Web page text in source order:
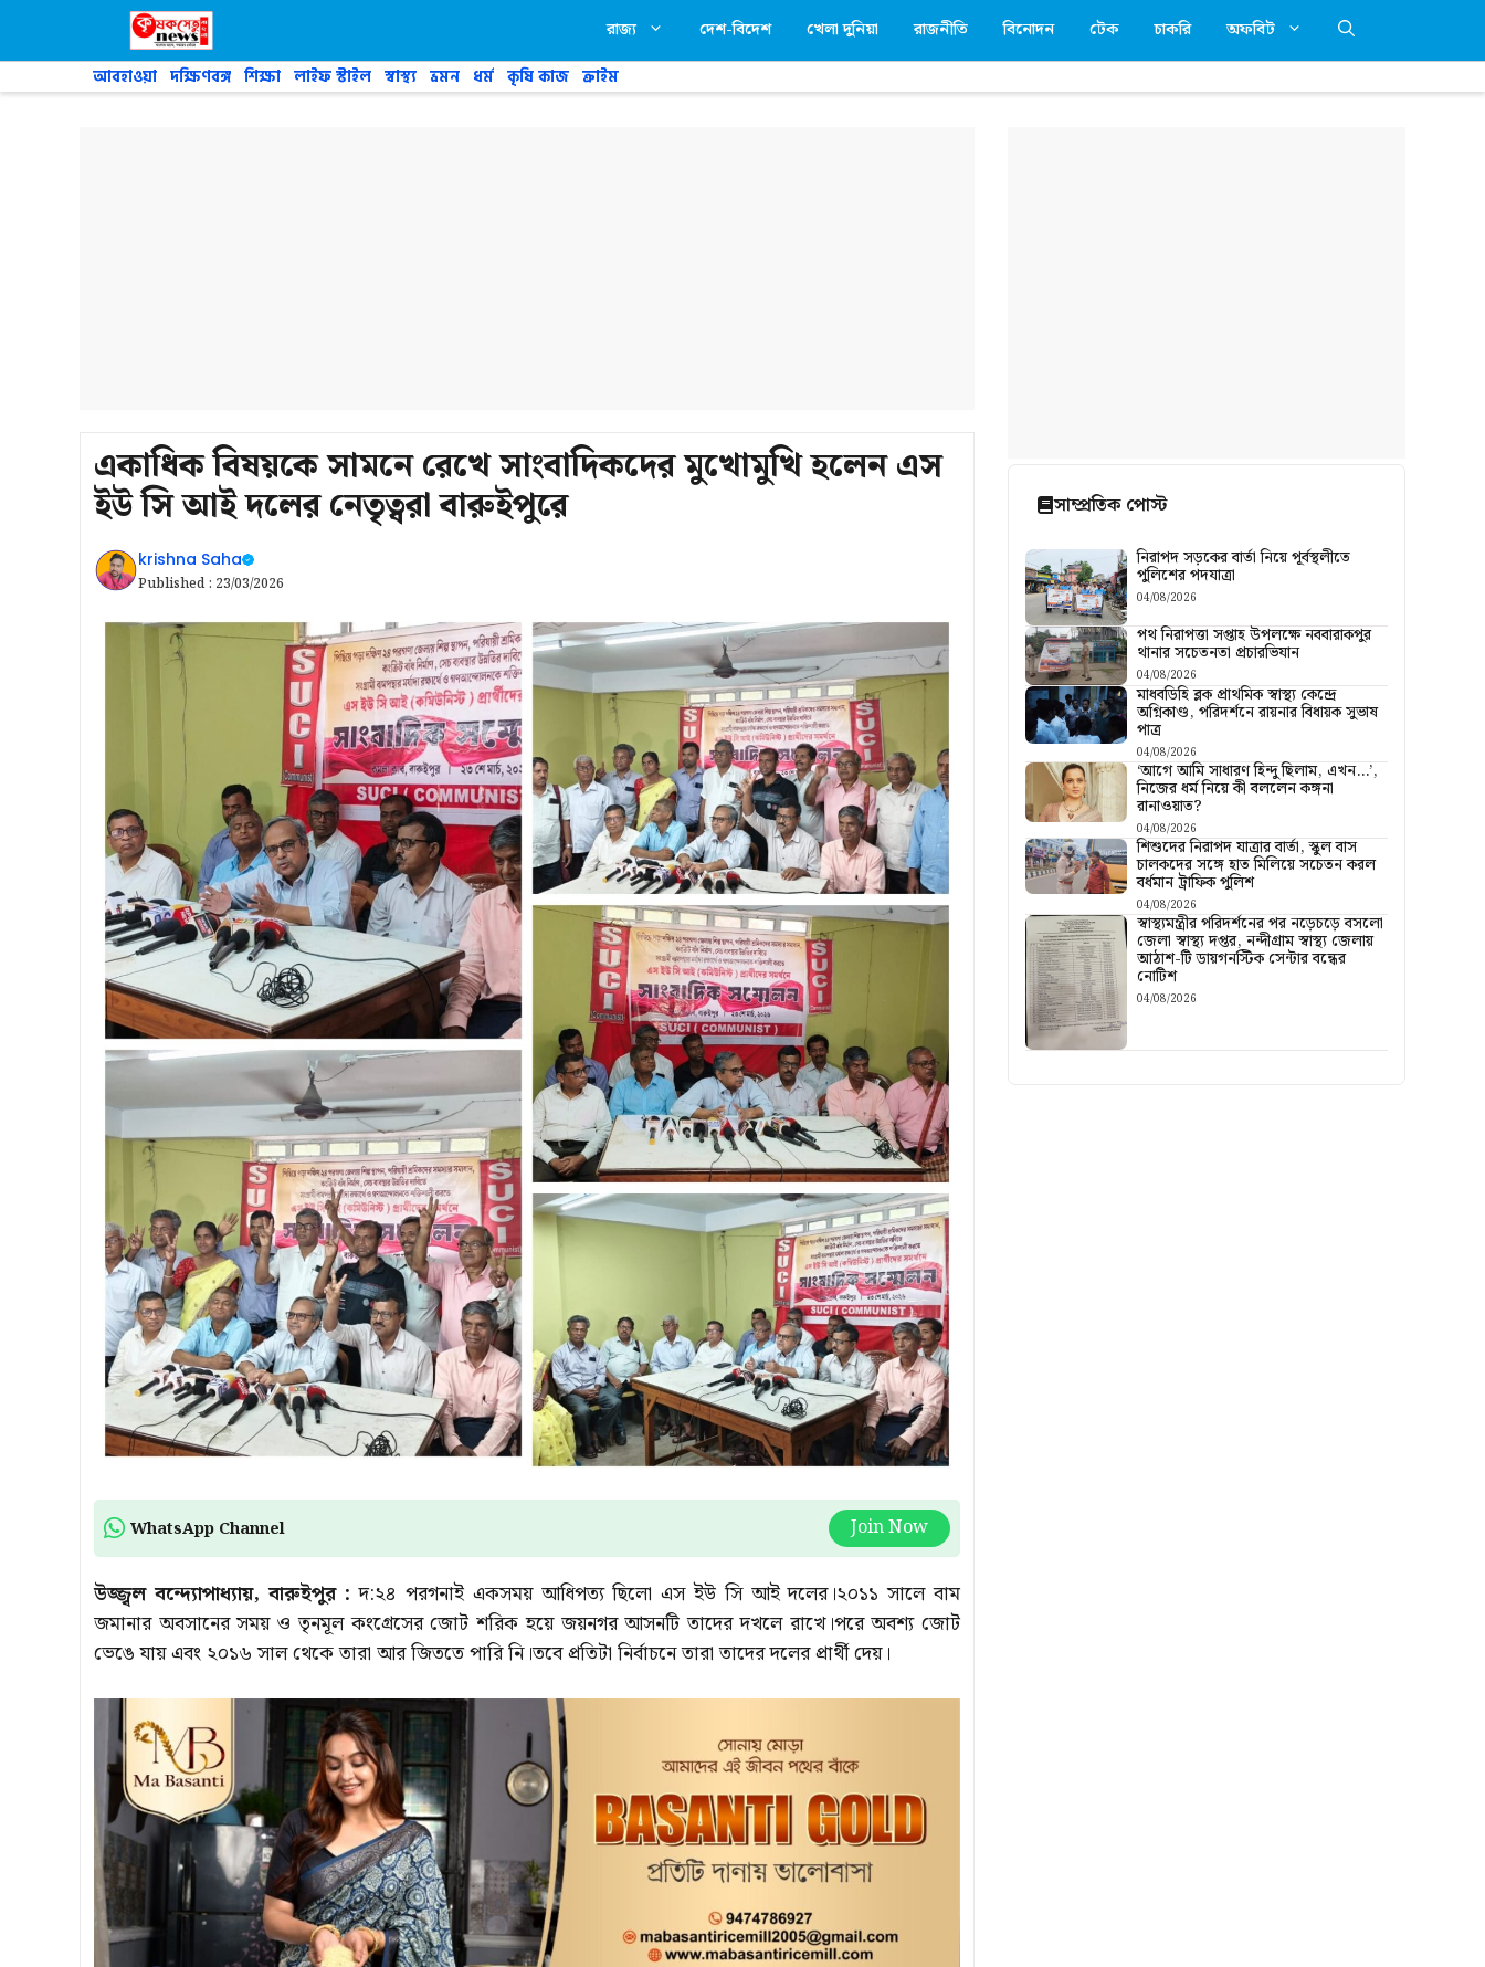
রাজ্য দেশ-বিদেশ খেলা দুনিয়া রাজনীতি বিনোদন টেক চাকরি অফবিট
আবহাওয়া দক্ষিণবঙ্গ শিক্ষা লাইফ স্টাইল স্বাস্থ্য ভ্রমন ধর্ম কৃষি কাজ ক্রাইম
একাধিক বিষয়কে সামনে রেখে সাংবাদিকদের মুখোমুখি হলেন এস
ইউ সি আই দলের নেতৃত্বরা বারুইপুরে
krishna Saha
Published : 23/03/2026
WhatsApp Channel Join Now
উজ্জ্বল বন্দ্যোপাধ্যায়, বারুইপুর : দ:২৪ পরগনাই একসময় আধিপত্য ছিলো এস ইউ সি আই দলের।২০১১ সালে বাম
জমানার অবসানের সময় ও তৃনমূল কংগ্রেসের জোট শরিক হয়ে জয়নগর আসনটি তাদের দখলে রাখে।পরে অবশ্য জোট
ভেঙে যায় এবং ২০১৬ সাল থেকে তারা আর জিততে পারি নি।তবে প্রতিটা নির্বাচনে তারা তাদের দলের প্রার্থী দেয়।
সাম্প্রতিক পোস্ট
নিরাপদ সড়কের বার্তা নিয়ে পূর্বস্থলীতে
পুলিশের পদযাত্রা
04/08/2026
পথ নিরাপত্তা সপ্তাহ উপলক্ষে নববারাকপুর
থানার সচেতনতা প্রচারভিযান
04/08/2026
মাধবডিহি ব্লক প্রাথমিক স্বাস্থ্য কেন্দ্রে
অগ্নিকাণ্ড, পরিদর্শনে রায়নার বিধায়ক সুভাষ
পাত্র
04/08/2026
‘আগে আমি সাধারণ হিন্দু ছিলাম, এখন…’,
নিজের ধর্ম নিয়ে কী বললেন কঙ্গনা
রানাওয়াত?
04/08/2026
শিশুদের নিরাপদ যাত্রার বার্তা, স্কুল বাস
চালকদের সঙ্গে হাত মিলিয়ে সচেতন করল
বর্ধমান ট্রাফিক পুলিশ
04/08/2026
স্বাস্থ্যমন্ত্রীর পরিদর্শনের পর নড়েচড়ে বসলো
জেলা স্বাস্থ্য দপ্তর, নন্দীগ্রাম স্বাস্থ্য জেলায়
আঠাশ-টি ডায়গনস্টিক সেন্টার বন্ধের
নোটিশ
04/08/2026